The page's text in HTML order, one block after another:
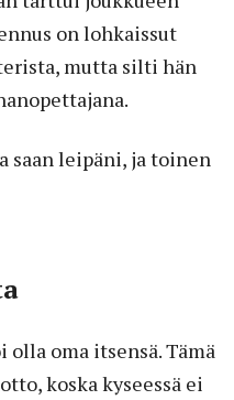
on lohkaissut
mutta silti hän
saan leipäni, ja toinen
oma itsensä. Tämä
koska kyseessä ei